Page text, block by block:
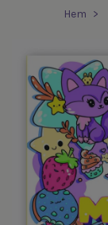
Hem